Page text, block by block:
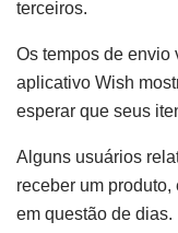
terceiros.
Os tempos de
aplicativo Wish
esperar que seus
Alguns usuários
receber um
em questão de dias.